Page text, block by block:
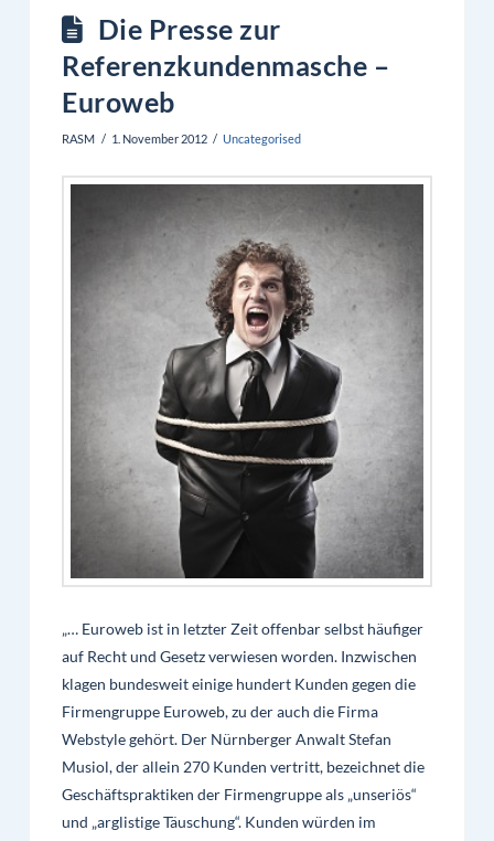
Die Presse zur
Referenzkundenmasche –
Euroweb
RASM 1. November 2012 Uncategorised
„… Euroweb ist in letzter Zeit offenbar selbst häufiger
auf Recht und Gesetz verwiesen worden. Inzwischen
klagen bundesweit einige hundert Kunden gegen die
Firmengruppe Euroweb, zu der auch die Firma
Webstyle gehört. Der Nürnberger Anwalt Stefan
Musiol, der allein 270 Kunden vertritt, bezeichnet die
Geschäftspraktiken der Firmengruppe als „unseriös“
und „arglistige Täuschung“. Kunden würden im